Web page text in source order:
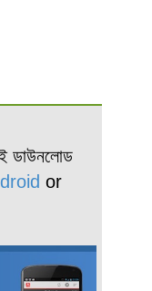
ডাউনলোড
or